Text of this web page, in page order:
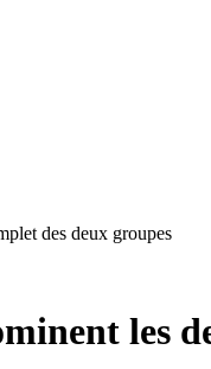
des deux groupes
les